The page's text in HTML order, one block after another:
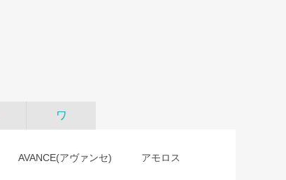
ワ
AVANCE(アヴァンセ) アモロス